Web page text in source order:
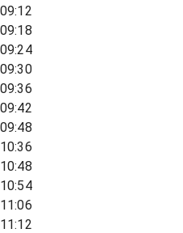
09:12
09:18
09:24
09:30
09:36
09:42
09:48
10:36
10:48
10:54
11:06
11:12